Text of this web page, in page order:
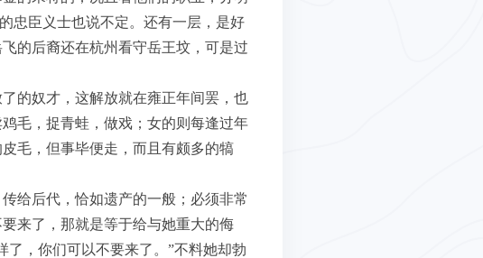
忠臣义士也说不定。还有一层，是好
的后裔还在杭州看守岳王坟，可是过
的奴才，这解放就在雍正年间罢，也
毛，捉青蛙，做戏；女的则每逢过年
毛，但事毕便走，而且有颇多的犒
给后代，恰如遗产的一般；必须非常
来了，那就是等于给与她重大的侮
，你们可以不要来了。”不料她却勃